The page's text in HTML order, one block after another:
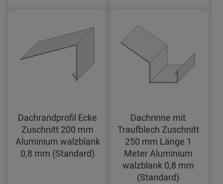
Dachrandprofil Ecke
Zuschnitt 200 mm
Aluminium walzblank
0,8 mm (Standard)
Dachrinne mit
Traufblech Zuschnitt
250 mm Länge 1
Meter Aluminium
walzblank 0,8 mm
(Standard)